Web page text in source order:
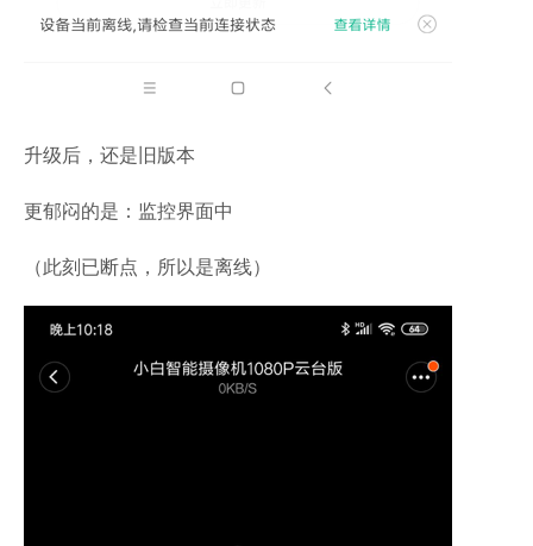
升级后，还是旧版本
更郁闷的是：监控界面中
（此刻已断点，所以是离线）